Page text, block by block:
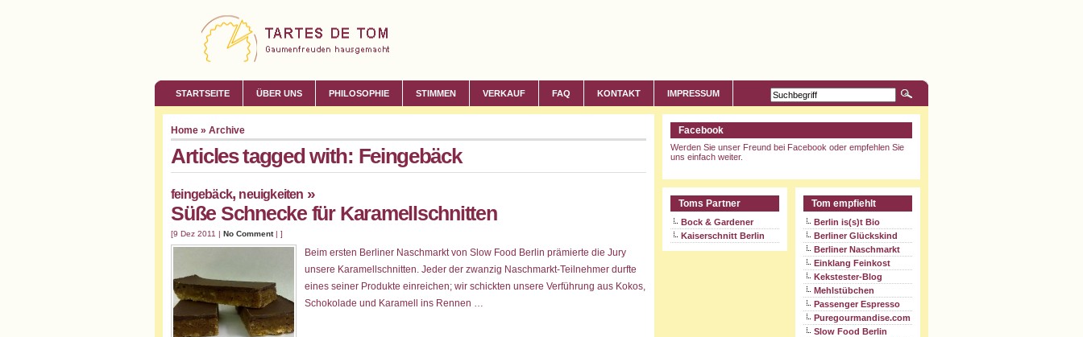
STARTSEITE ÜBER UNS PHILOSOPHIE STIMMEN VERKAUF FAQ KONTAKT IMPRESSUM
Home » Archive
Articles tagged with: Feingebäck
feingebäck, neuigkeiten »
Süße Schnecke für Karamellschnitten
[9 Dez 2011 | No Comment| ]
Beim ersten Berliner Naschmarkt von Slow Food Berlin prämierte die Jury
unsere Karamellschnitten. Jeder der zwanzig Naschmarkt-Teilnehmer durfte
eines seiner Produkte einreichen; wir schickten unsere Verführung aus Kokos,
Schokolade und Karamell ins Rennen …
Facebook
Werden Sie unser Freund bei Facebook oder empfehlen Sie
uns einfach weiter.
Toms Partner
Bock & Gardener
Kaiserschnitt Berlin
Tom empfiehlt
Berlin is(s)t Bio
Berliner Glückskind
Berliner Naschmarkt
Einklang Feinkost
Kekstester-Blog
Mehlstübchen
Passenger Espresso
Puregourmandise.com
Slow Food Berlin